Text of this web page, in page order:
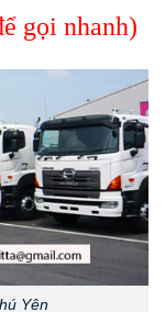
gọi nhanh)
Yên